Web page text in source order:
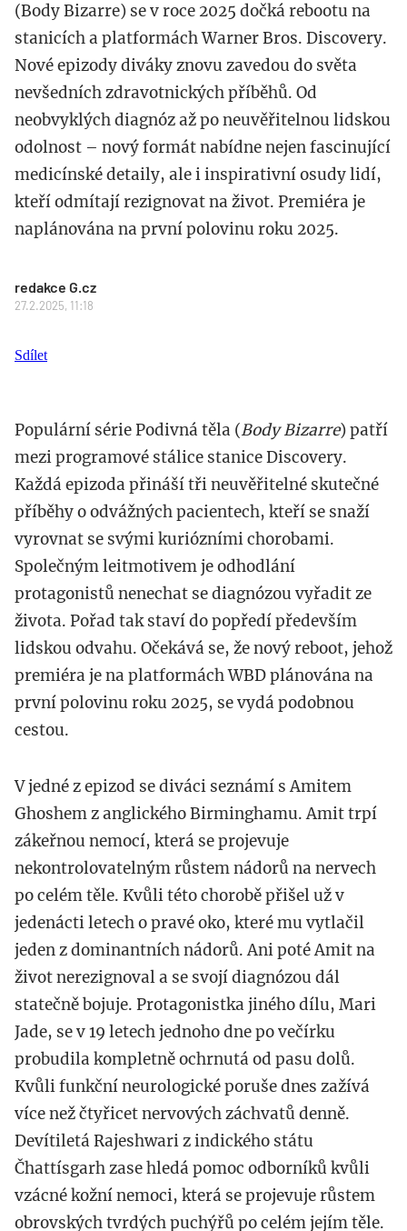
(Body Bizarre) se v roce 2025 dočká rebootu na
stanicích a platformách Warner Bros. Discovery.
Nové epizody diváky znovu zavedou do světa
nevšedních zdravotnických příběhů. Od
neobvyklých diagnóz až po neuvěřitelnou lidskou
odolnost – nový formát nabídne nejen fascinující
medicínské detaily, ale i inspirativní osudy lidí,
kteří odmítají rezignovat na život. Premiéra je
naplánována na první polovinu roku 2025.
redakce G.cz
27.2.2025, 11:18
Sdílet
Populární série Podivná těla (Body Bizarre) patří
mezi programové stálice stanice Discovery.
Každá epizoda přináší tři neuvěřitelné skutečné
příběhy o odvážných pacientech, kteří se snaží
vyrovnat se svými kuriózními chorobami.
Společným leitmotivem je odhodlání
protagonistů nenechat se diagnózou vyřadit ze
života. Pořad tak staví do popředí především
lidskou odvahu. Očekává se, že nový reboot, jehož
premiéra je na platformách WBD plánována na
první polovinu roku 2025, se vydá podobnou
cestou.
V jedné z epizod se diváci seznámí s Amitem
Ghoshem z anglického Birminghamu. Amit trpí
zákeřnou nemocí, která se projevuje
nekontrolovatelným růstem nádorů na nervech
po celém těle. Kvůli této chorobě přišel už v
jedenácti letech o pravé oko, které mu vytlačil
jeden z dominantních nádorů. Ani poté Amit na
život nerezignoval a se svojí diagnózou dál
statečně bojuje. Protagonistka jiného dílu, Mari
Jade, se v 19 letech jednoho dne po večírku
probudila kompletně ochrnutá od pasu dolů.
Kvůli funkční neurologické poruše dnes zažívá
více než čtyřicet nervových záchvatů denně.
Devítiletá Rajeshwari z indického státu
Čhattísgarh zase hledá pomoc odborníků kvůli
vzácné kožní nemoci, která se projevuje růstem
obrovských tvrdých puchýřů po celém jejím těle.